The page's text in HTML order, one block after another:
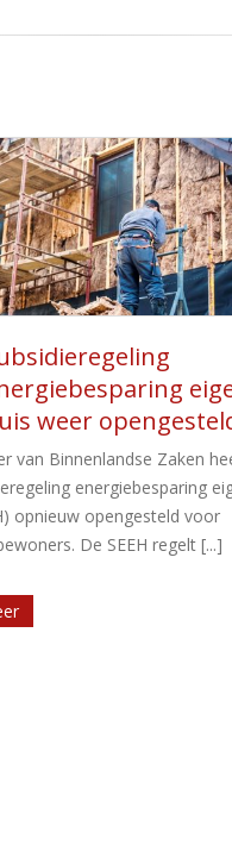
innovatie en
stelt het ministerie van EZK
open voor
en voor